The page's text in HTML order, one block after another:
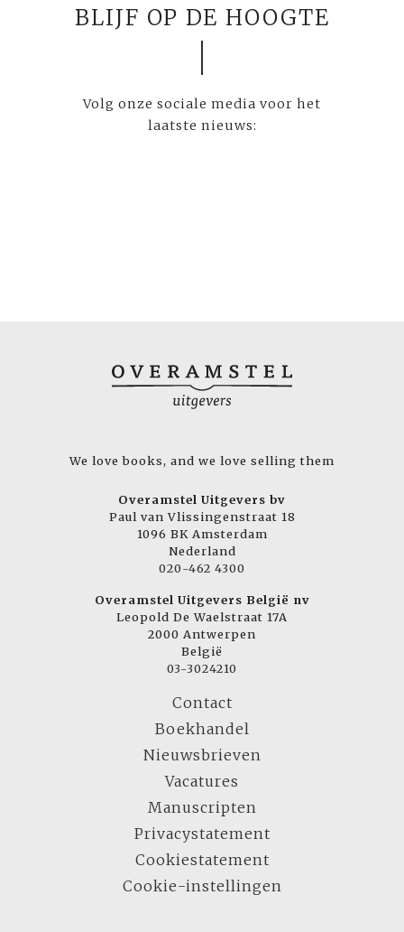
BLIJF OP DE HOOGTE
Volg onze sociale media voor het
laatste nieuws:
We love books, and we love selling them
Overamstel Uitgevers bv
Paul van Vlissingenstraat 18
1096 BK Amsterdam
Nederland
020-462 4300
Overamstel Uitgevers België nv
Leopold De Waelstraat 17A
2000 Antwerpen
België
03-3024210
Contact
Boekhandel
Nieuwsbrieven
Vacatures
Manuscripten
Privacystatement
Cookiestatement
Cookie-instellingen